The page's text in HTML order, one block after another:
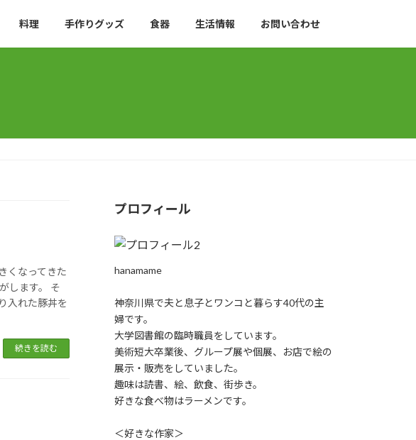
料理 手作りグッズ 食器 生活情報 お問い合わせ
くなってきた
します。 そ
入れた豚丼を
続きを読む
プロフィール
hanamame
神奈川県で夫と息子とワンコと暮らす40代の主
婦です。
大学図書館の臨時職員をしています。
美術短大卒業後、グループ展や個展、お店で絵の
展示・販売をしていました。
趣味は読書、絵、飲食、街歩き。
好きな食べ物はラーメンです。
＜好きな作家＞